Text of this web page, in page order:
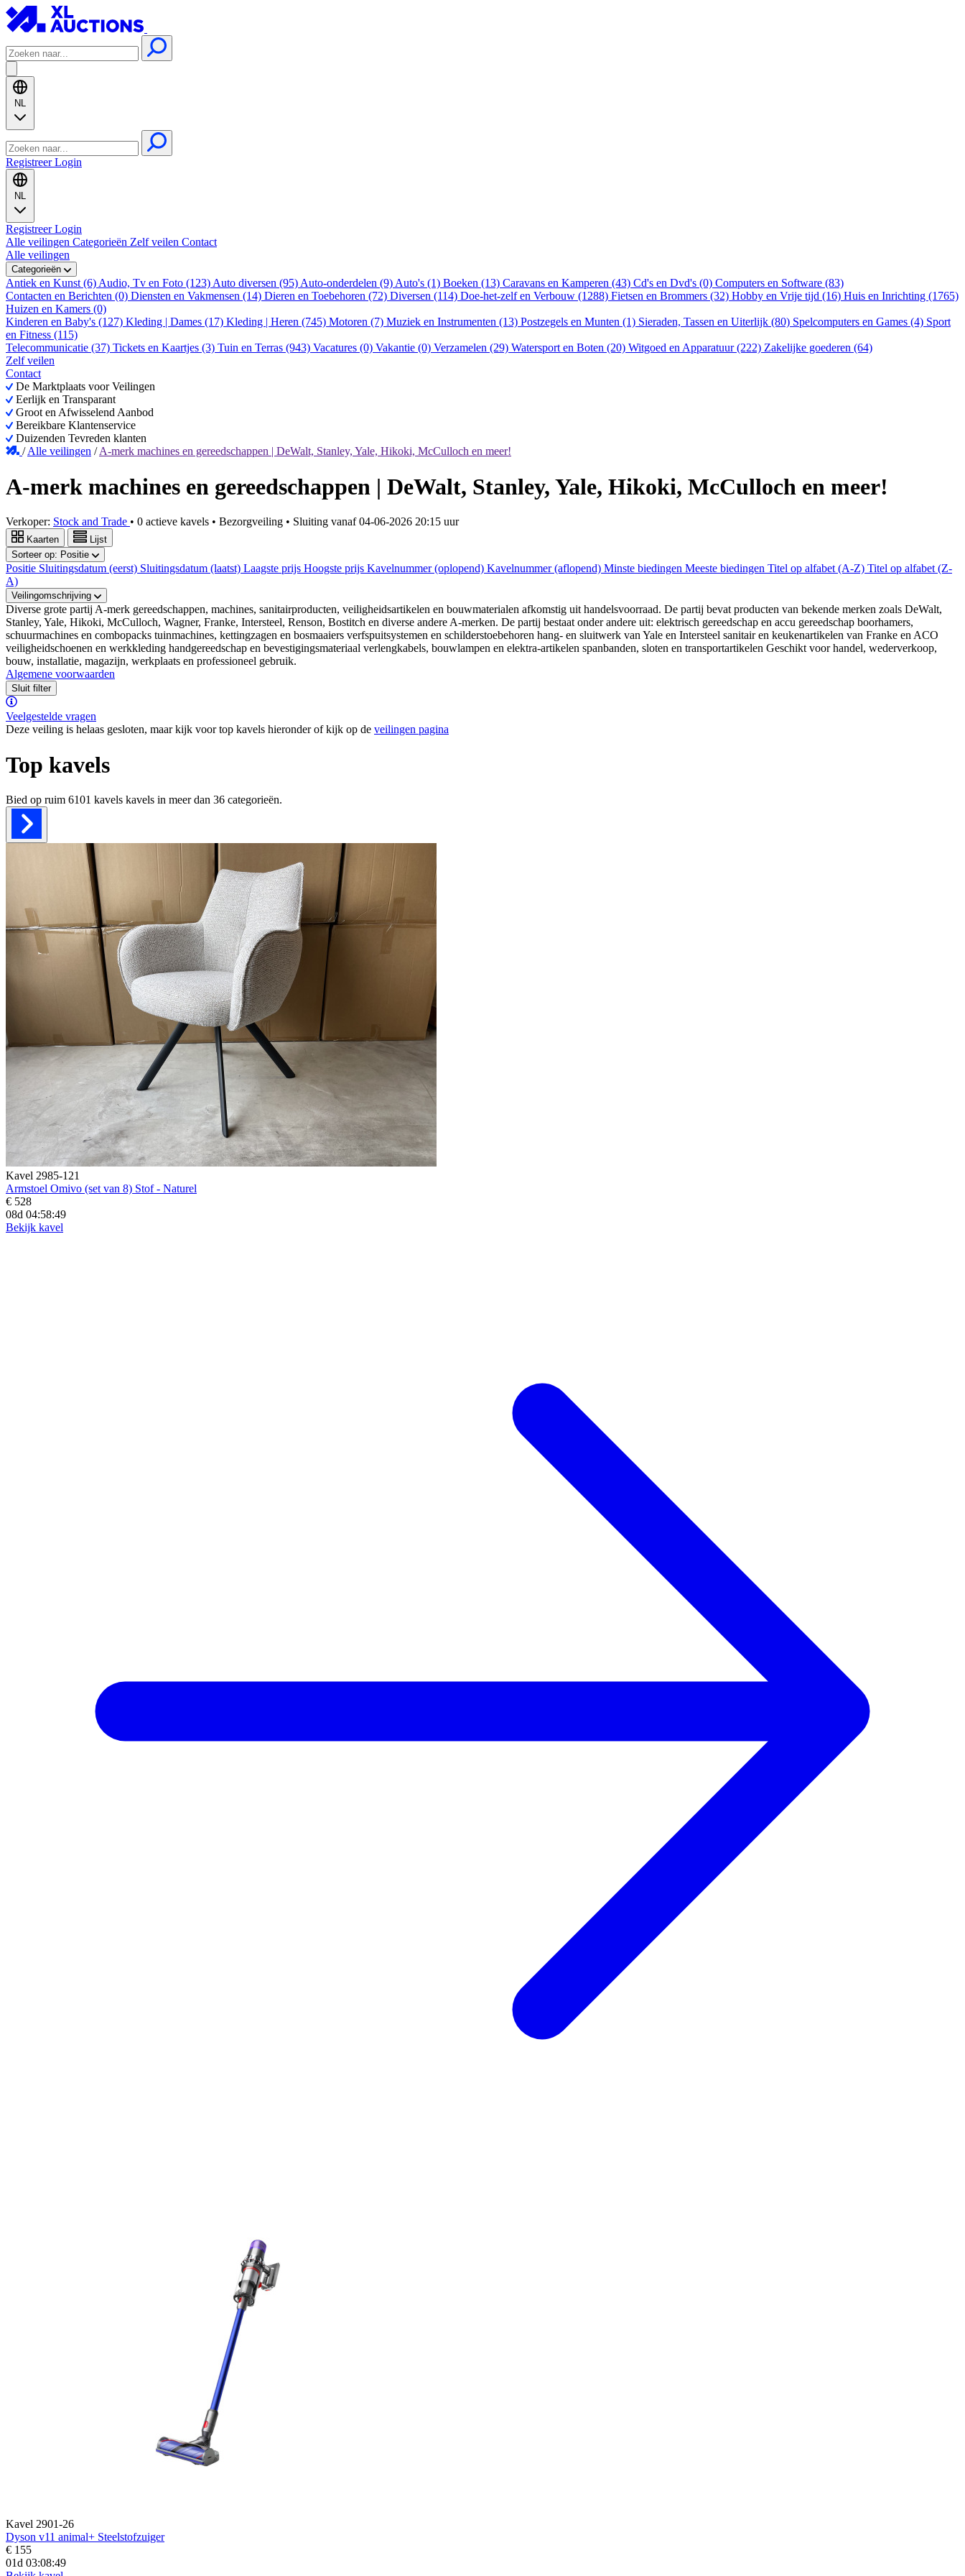
NL
RegistreerLogin
NL
RegistreerLogin
Alle veilingen Categorieën Zelf veilen Contact
Alle veilingen
Categorieën
Antiek en Kunst (6) Audio, Tv en Foto (123) Auto diversen (95) Auto-onderdelen (9) Auto's (1) Boeken (13) Caravans en Kamperen (43) Cd's en Dvd's (0) Computers en Software (83)
Contacten en Berichten (0) Diensten en Vakmensen (14) Dieren en Toebehoren (72) Diversen (114) Doe-het-zelf en Verbouw (1288) Fietsen en Brommers (32) Hobby en Vrije tijd (16) Huis en Inrichting (1765)
Huizen en Kamers (0)
Kinderen en Baby's (127) Kleding | Dames (17) Kleding | Heren (745) Motoren (7) Muziek en Instrumenten (13) Postzegels en Munten (1) Sieraden, Tassen en Uiterlijk (80) Spelcomputers en Games (4) Sport
en Fitness (115)
Telecommunicatie (37) Tickets en Kaartjes (3) Tuin en Terras (943) Vacatures (0) Vakantie (0) Verzamelen (29) Watersport en Boten (20) Witgoed en Apparatuur (222) Zakelijke goederen (64)
Zelf veilen
Contact
De Marktplaats voor Veilingen
Eerlijk en Transparant
Groot en Afwisselend Aanbod
Bereikbare Klantenservice
Duizenden Tevreden klanten
/Alle veilingen /A-merk machines en gereedschappen | DeWalt, Stanley, Yale, Hikoki, McCulloch en meer!
A-merk machines en gereedschappen | DeWalt, Stanley, Yale, Hikoki, McCulloch en meer!
Verkoper: Stock and Trade • 0 actieve kavels • Bezorgveiling • Sluiting vanaf04-06-2026 20:15 uur
Kaarten
Lijst
Sorteer op: Positie
Positie Sluitingsdatum (eerst) Sluitingsdatum (laatst) Laagste prijs Hoogste prijs Kavelnummer (oplopend) Kavelnummer (aflopend) Minste biedingen Meeste biedingen Titel op alfabet (A-Z) Titel op alfabet (Z-
A)
Veilingomschrijving
Diverse grote partij A-merk gereedschappen, machines, sanitairproducten, veiligheidsartikelen en bouwmaterialen afkomstig uit handelsvoorraad. De partij bevat producten van bekende merken zoals DeWalt,
Stanley, Yale, Hikoki, McCulloch, Wagner, Franke, Intersteel, Renson, Bostitch en diverse andere A-merken. De partij bestaat onder andere uit: elektrisch gereedschap en accu gereedschap boorhamers,
schuurmachines en combopacks tuinmachines, kettingzagen en bosmaaiers verfspuitsystemen en schilderstoebehoren hang- en sluitwerk van Yale en Intersteel sanitair en keukenartikelen van Franke en ACO
veiligheidschoenen en werkkleding handgereedschap en bevestigingsmateriaal verlengkabels, bouwlampen en elektra-artikelen spanbanden, sloten en transportartikelen Geschikt voor handel, wederverkoop,
bouw, installatie, magazijn, werkplaats en professioneel gebruik.
Algemene voorwaarden
Sluit filter
Veelgestelde vragen
Deze veiling is helaas gesloten, maar kijk voor top kavels hieronder of kijk op de veilingen pagina
Top kavels
Bied op ruim 6101 kavels kavels in meer dan 36 categorieën.
Kavel 2985-121
Armstoel Omivo (set van 8) Stof - Naturel
€ 528
08d 04:58:48
Bekijk kavel
Kavel 2901-26
Dyson v11 animal+ Steelstofzuiger
€ 155
01d 03:08:48